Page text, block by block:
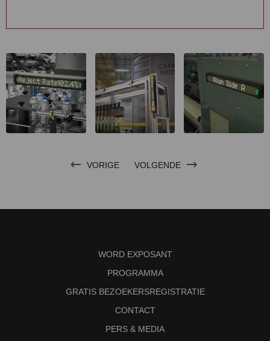
VORIGE VOLGENDE
WORD EXPOSANT
PROGRAMMA
GRATIS BEZOEKERSREGISTRATIE
CONTACT
PERS & MEDIA